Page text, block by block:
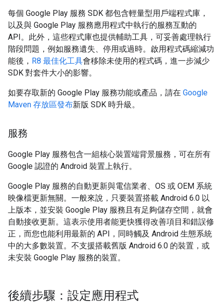
每個 Google Play 服務 SDK 都包含輕量型用戶端程式庫，
以及與 Google Play 服務應用程式中執行的服務互動的
API。此外，這些程式庫也提供輔助工具，可妥善處理執行
階段問題，例如服務遺失、停用或過時。啟用程式碼縮減功
能後， R8 最佳化工具會移除未使用的程式碼，進一步減少
SDK 對套件大小的影響。
如要存取新的 Google Play 服務功能或產品，請在 Google
Maven 存放區發布新版 SDK 時升級。
服務
Google Play 服務包含一組核心裝置端背景服務，可在所有
Google 認證的 Android 裝置上執行。
Google Play 服務的自動更新與電信業者、OS 或 OEM 系統
映像檔更新無關。一般來說，只要裝置搭載 Android 6.0 以
上版本，並安裝 Google Play 服務且有足夠儲存空間，就會
自動接收更新。這表示使用者能更快獲得改善項目和錯誤修
正，而您也能利用最新的 API，同時觸及 Android 生態系統
中的大多數裝置。不支援搭載舊版 Android 6.0 的裝置，或
未安裝 Google Play 服務的裝置。
後續步驟：設定應用程式